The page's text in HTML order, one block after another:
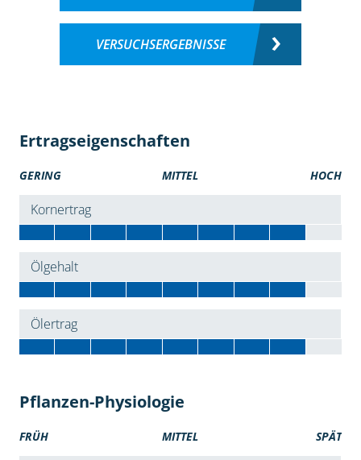
VERSUCHSERGEBNISSE
Ertragseigenschaften
GERING MITTEL HOCH
Kornertrag
Ölgehalt
Ölertrag
Pflanzen-Physiologie
FRÜH MITTEL SPÄT